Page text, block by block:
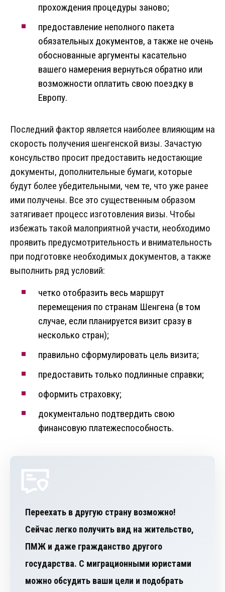
прохождения процедуры заново;
предоставление неполного пакета
обязательных документов, а также не очень
обоснованные аргументы касательно
вашего намерения вернуться обратно или
возможности оплатить свою поездку в
Европу.
Последний фактор является наиболее влияющим на
скорость получения шенгенской визы. Зачастую
консульство просит предоставить недостающие
документы, дополнительные бумаги, которые
будут более убедительными, чем те, что уже ранее
ими получены. Все это существенным образом
затягивает процесс изготовления визы. Чтобы
избежать такой малоприятной участи, необходимо
проявить предусмотрительность и внимательность
при подготовке необходимых документов, а также
выполнить ряд условий:
четко отобразить весь маршрут
перемещения по странам Шенгена (в том
случае, если планируется визит сразу в
несколько стран);
правильно сформулировать цель визита;
предоставить только подлинные справки;
оформить страховку;
документально подтвердить свою
финансовую платежеспособность.
Переехать в другую страну возможно!
Сейчас легко получить вид на жительство,
ПМЖ и даже гражданство другого
государства. С миграционными юристами
можно обсудить ваши цели и подобрать